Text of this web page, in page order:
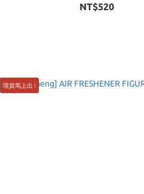
NT$520
現貨馬上出 !